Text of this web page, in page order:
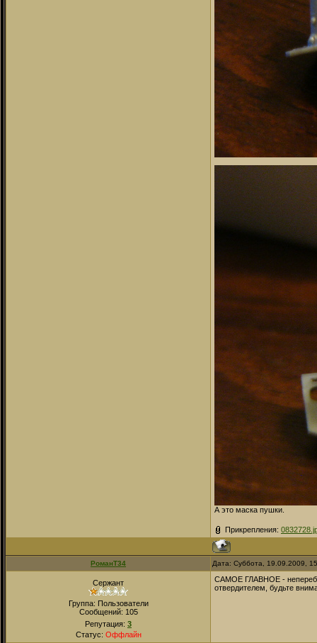
А это маска пушки.
Прикрепления:
РоманТ34 Дата: Суббота, 19.09.2009,
Сержант
Группа: Пользователи
Сообщений: 105
Репутация: 3
Статус: Оффлайн
САМОЕ ГЛАВНОЕ -
отвердителем, будьте